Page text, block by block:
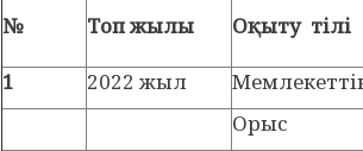
№ Топ жылы Оқыту тілі
1
2022 жыл
Орыс